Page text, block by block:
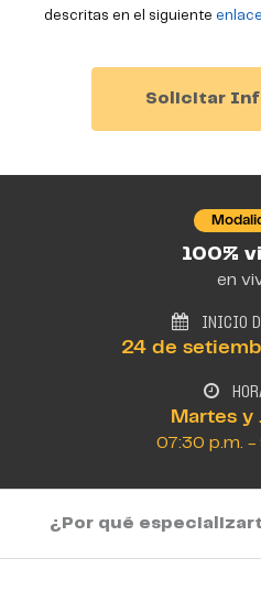
descritas en el siguiente enlace
100%
en
INICIO
24 de
Martes y
07:30 p.m. -
¿Por qué